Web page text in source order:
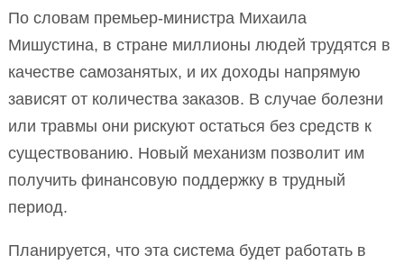
По словам премьер-министра Михаила
Мишустина, в стране миллионы людей трудятся в
качестве самозанятых, и их доходы напрямую
зависят от количества заказов. В случае болезни
или травмы они рискуют остаться без средств к
существованию. Новый механизм позволит им
получить финансовую поддержку в трудный
период.
Планируется, что эта система будет работать в